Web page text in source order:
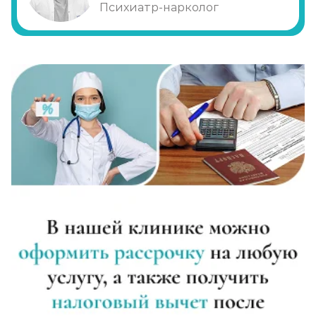
Диагностика алкоголизма
Лечение похмелья
от 1 100 ₽ Записаться
Экстренное вытрезвление
от 1 450 ₽ Записаться
Прокапаться от алкоголя
от 1 450 ₽ Записаться
Круглосуточный вывод из запоя
от 2 500 ₽ Записаться
Психиатр-нарколог